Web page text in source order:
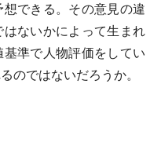
できる。その意見の違
ないかによって生まれ
準で人物評価をしてい
のではないだろうか。